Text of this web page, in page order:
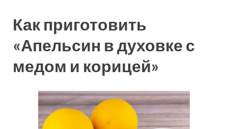
Как приготовить
«Апельсин в духовке с
медом и корицей»